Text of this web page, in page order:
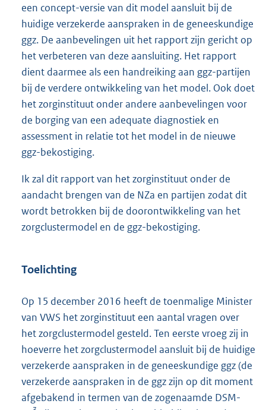
een concept-versie van dit model aansluit bij de
huidige verzekerde aanspraken in de geneeskundige
ggz. De aanbevelingen uit het rapport zijn gericht op
het verbeteren van deze aansluiting. Het rapport
dient daarmee als een handreiking aan ggz-partijen
bij de verdere ontwikkeling van het model. Ook doet
het zorginstituut onder andere aanbevelingen voor
de borging van een adequate diagnostiek en
assessment in relatie tot het model in de nieuwe
ggz-bekostiging.
Ik zal dit rapport van het zorginstituut onder de
aandacht brengen van de NZa en partijen zodat dit
wordt betrokken bij de doorontwikkeling van het
zorgclustermodel en de ggz-bekostiging.
Toelichting
Op 15 december 2016 heeft de toenmalige Minister
van VWS het zorginstituut een aantal vragen over
het zorgclustermodel gesteld. Ten eerste vroeg zij in
hoeverre het zorgclustermodel aansluit bij de huidige
verzekerde aanspraken in de geneeskundige ggz (de
verzekerde aanspraken in de ggz zijn op dit moment
afgebakend in termen van de zogenaamde DSM-